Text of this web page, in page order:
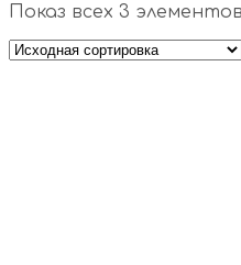
Показ всех 3 элементов